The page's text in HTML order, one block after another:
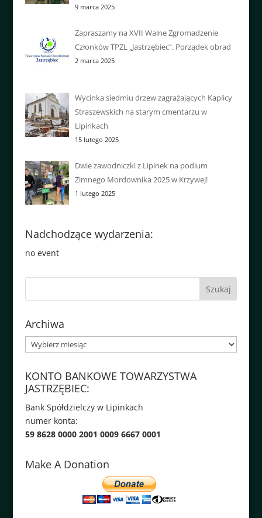
9 marca 2025
Zapraszamy na XVII Walne Zgromadzenie
Członków TPZL „Jastrzębiec”. Porządek obrad
2 marca 2025
Wycinka siedmiu drzew zagrażających Kaplicy
Straszewskich na starym cmentarzu w
Lipinkach
15 lutego 2025
Dwie zawodniczki z Lipinek na podium
Zimnego Mordownika 2025 w Krzywej!
1 lutego 2025
Nadchodzące wydarzenia:
no event
Archiwa
Archiwa
KONTO BANKOWE TOWARZYSTWA
JASTRZĘBIEC:
Bank Spółdzielczy w Lipinkach
numer konta:
59 8628 0000 2001 0009 6667 0001
Make A Donation